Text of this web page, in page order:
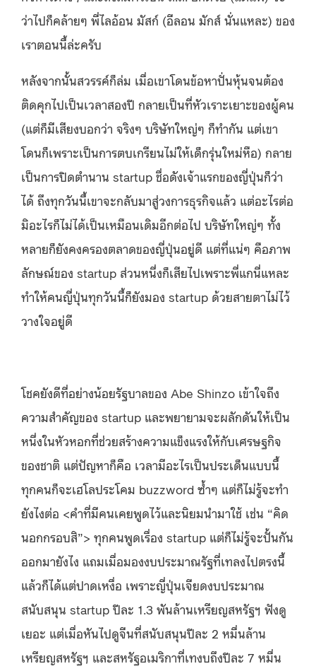
ว่าไปก็คล้ายๆ พี่ไลอ้อน มัสก์ (อีลอน มักส์ นั่นแหละ) ของ
เราตอนนี้ล่ะครับ
หลังจากนั้นสวรรค์ก็ล่ม เมื่อเขาโดนข้อหาปั่นหุ้นจนต้อง
ติดคุกไปเป็นเวลาสองปี กลายเป็นที่หัวเราะเยาะของผู้คน
(แต่ก็มีเสียงบอกว่า จริงๆ บริษัทใหญ่ๆ ก็ทำกัน แต่เขา
โดนก็เพราะเป็นการตบเกรียนไม่ให้เด็กรุ่นใหม่หือ) กลาย
เป็นการปิดตำนาน startup ชื่อดังเจ้าแรกของญี่ปุ่นก็ว่า
ได้ ถึงทุกวันนี้เขาจะกลับมาสู่วงการธุรกิจแล้ว แต่อะไรต่อ
มิอะไรก็ไม่ได้เป็นเหมือนเดิมอีกต่อไป บริษัทใหญ่ๆ ทั้ง
หลายก็ยังคงครองตลาดของญี่ปุ่นอยู่ดี แต่ที่แน่ๆ คือภาพ
ลักษณ์ของ startup ส่วนหนึ่งก็เสียไปเพราะพี่แกนี่แหละ
ทำให้คนญี่ปุ่นทุกวันนี้ก็ยังมอง startup ด้วยสายตาไม่ไว้
วางใจอยู่ดี
โชคยังดีที่อย่างน้อยรัฐบาลของ Abe Shinzo เข้าใจถึง
ความสำคัญของ startup และพยายามจะผลักดันให้เป็น
หนึ่งในหัวหอกที่ช่วยสร้างความแข็งแรงให้กับเศรษฐกิจ
ของชาติ แต่ปัญหาก็คือ เวลามีอะไรเป็นประเด็นแบบนี้
ทุกคนก็จะเฮโลประโคม buzzword ซ้ำๆ แต่ก็ไม่รู้จะทำ
ยังไงต่อ <คำที่มีคนเคยพูดไว้และนิยมนำมาใช้ เช่น “คิด
นอกกรอบสิ”> ทุกคนพูดเรื่อง startup แต่ก็ไม่รู้จะปั้นกัน
ออกมายังไง แถมเมื่อมองงบประมาณรัฐที่เทลงไปตรงนี้
แล้วก็ได้แต่ปาดเหงื่อ เพราะญี่ปุ่นเจียดงบประมาณ
สนับสนุน startup ปีละ 1.3 พันล้านเหรียญสหรัฐฯ ฟังดู
เยอะ แต่เมื่อหันไปดูจีนที่สนับสนุนปีละ 2 หมื่นล้าน
เหรียญสหรัฐฯ และสหรัฐอเมริกาที่เทงบถึงปีละ 7 หมื่น